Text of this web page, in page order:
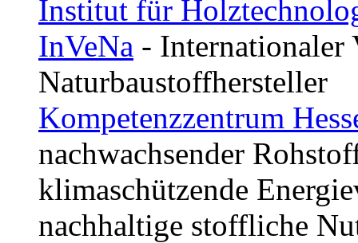
Institut für
InVeNa - Internationaler
Naturbaustoffhersteller
Kompetenzzentrum
nachwachsender
klimaschützende
nachhaltige stoffliche